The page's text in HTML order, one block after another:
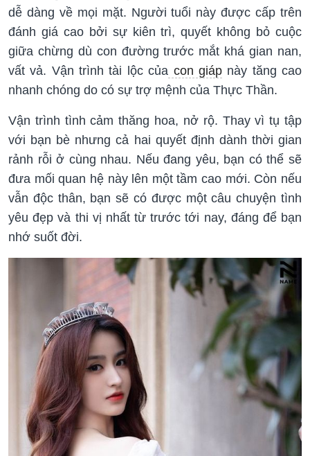
dễ dàng về mọi mặt. Người tuổi này được cấp trên
đánh giá cao bởi sự kiên trì, quyết không bỏ cuộc
giữa chừng dù con đường trước mắt khá gian nan,
vất vả. Vận trình tài lộc của con giápnày tăng cao
nhanh chóng do có sự trợ mệnh của Thực Thần.
Vận trình tình cảm thăng hoa, nở rộ. Thay vì tụ tập
với bạn bè nhưng cả hai quyết định dành thời gian
rảnh rỗi ở cùng nhau. Nếu đang yêu, bạn có thể sẽ
đưa mối quan hệ này lên một tầm cao mới. Còn nếu
vẫn độc thân, bạn sẽ có được một câu chuyện tình
yêu đẹp và thi vị nhất từ trước tới nay, đáng để bạn
nhớ suốt đời.